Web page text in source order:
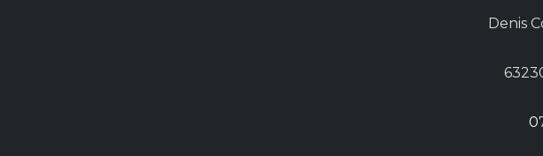
Denis
0